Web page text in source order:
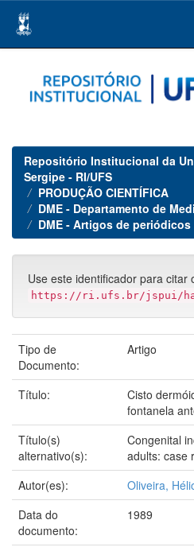
navigation
Repositório Institucional da
Sergipe - RI/UFS
PRODUÇÃO CIENTÍFICA
DME - Departamento de
DME - Artigos de periódicos
Use este identificador para citar
https://ri.ufs.br/jspui/
Tipo de
Documento:
Artigo
Título:
Cisto
fontanela
Título(s)
alternativo(s):
Congenital
adults: case
Autor(es):
Oliveira,
Data do
documento:
1989